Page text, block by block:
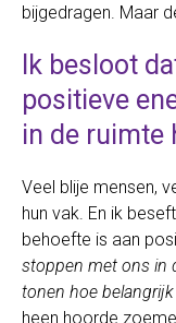
bijgedragen. Maar
Ik besloot
positieve
in de ruimte
Veel blije mensen,
hun vak. En ik
behoefte is aan
stoppen met ons in
tonen hoe belangrijk
heen hoorde